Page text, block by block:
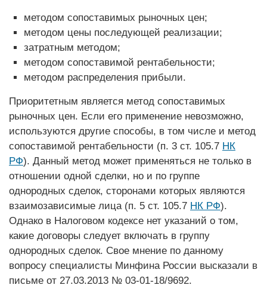
методом сопоставимых рыночных цен;
методом цены последующей реализации;
затратным методом;
методом сопоставимой рентабельности;
методом распределения прибыли.
Приоритетным является метод сопоставимых
рыночных цен. Если его применение невозможно,
используются другие способы, в том числе и метод
сопоставимой рентабельности (п. 3 ст. 105.7 НК
РФ). Данный метод может применяться не только в
отношении одной сделки, но и по группе
однородных сделок, сторонами которых являются
взаимозависимые лица (п. 5 ст. 105.7 НК РФ).
Однако в Налоговом кодексе нет указаний о том,
какие договоры следует включать в группу
однородных сделок. Свое мнение по данному
вопросу специалисты Минфина России высказали в
письме от 27.03.2013 № 03-01-18/9692.